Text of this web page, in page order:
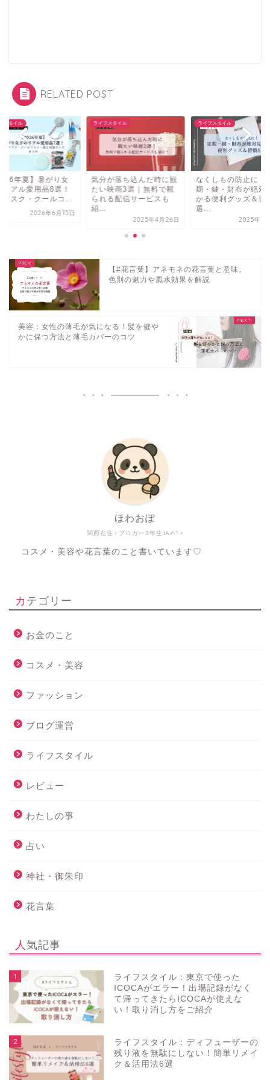
RELATED POST
スタイル
年夏】暑がり女
リアル愛用品8選！
マスク・クールコ...
2026年6月15日
ライフスタイル
気分が落ち込んだ時に観
たい映画3選｜無料で観
られる配信サービスも
紹...
2025年4月26日
ライフスタイル
なくしもの防止に！
期・鍵・財布が絶対
かる便利グッズ＆習
選...
2025年5
【#花言葉】アネモネの花言葉と意味。
色別の魅力や風水効果を解説
美容：女性の薄毛が気になる！髪を健や
かに保つ方法と薄毛カバーのコツ
関西在住♀ブロガー3年生ᝰ✍︎꙳⋆
ほわおぽ
コスメ・美容や花言葉のこと書いています♡
カテゴリー
お金のこと
コスメ・美容
ファッション
ブログ運営
ライフスタイル
レビュー
わたしの事
占い
神社・御朱印
花言葉
人気記事
1
ライフスタイル：東京で使った
ICOCAがエラー！出場記録がなく
て帰ってきたらICOCAが使えな
い！取り消し方をご紹介
2
ライフスタイル：ディフューザーの
残り液を無駄にしない！簡単リメイ
ク＆活用法6選